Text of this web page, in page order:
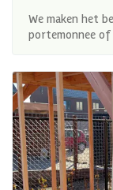
We maken het
portemonnee